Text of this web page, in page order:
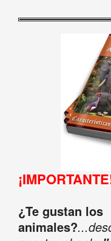
¿Te gustan los
animales?